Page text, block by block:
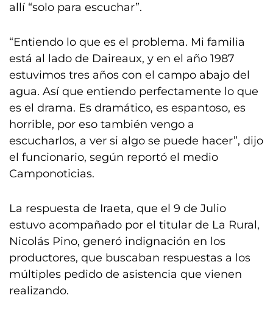
allí “solo para escuchar”.
“Entiendo lo que es el problema. Mi familia
está al lado de Daireaux, y en el año 1987
estuvimos tres años con el campo abajo del
agua. Así que entiendo perfectamente lo que
es el drama. Es dramático, es espantoso, es
horrible, por eso también vengo a
escucharlos, a ver si algo se puede hacer”, dijo
el funcionario, según reportó el medio
Camponoticias.
La respuesta de Iraeta, que el 9 de Julio
estuvo acompañado por el titular de La Rural,
Nicolás Pino, generó indignación en los
productores, que buscaban respuestas a los
múltiples pedido de asistencia que vienen
realizando.